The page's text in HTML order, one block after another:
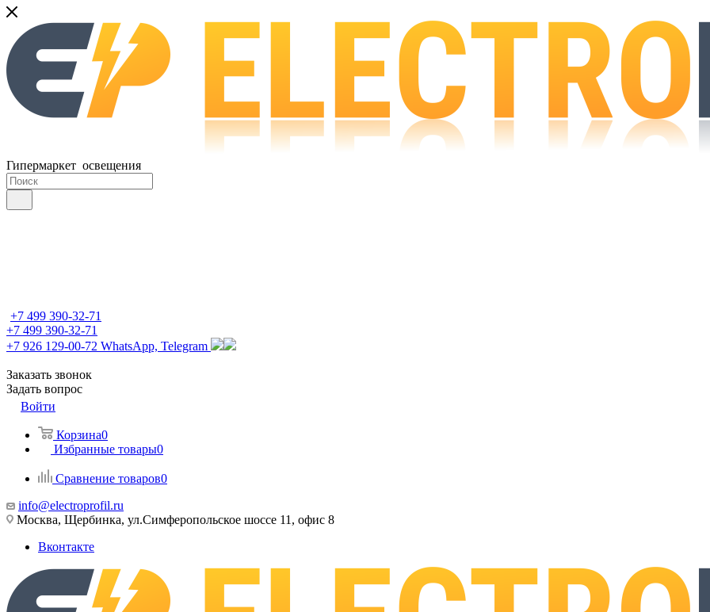
Гипермаркет освещения
+7 499 390-32-71
+7 499 390-32-71
+7 926 129-00-72 WhatsApp, Telegram
Заказать звонок
Задать вопрос
Войти
Корзина0
Избранные товары0
Сравнение товаров0
info@electroprofil.ru
Москва, Щербинка, ул.Симферопольское шоссе 11, офис 8
Вконтакте